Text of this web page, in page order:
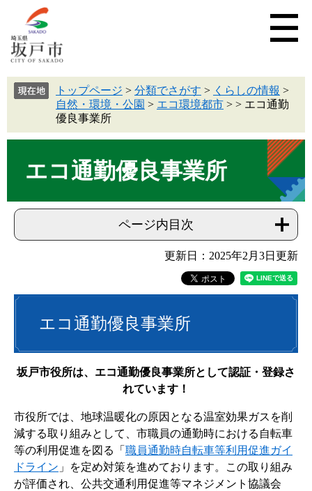
トップページ > 分類でさがす > くらしの情報 >
自然・環境・公園 > エコ環境都市 > > エコ通勤
優良事業所
エコ通勤優良事業所
ページ内目次
更新日：2025年2月3日更新
エコ通勤優良事業所
坂戸市役所は、エコ通勤優良事業所として認証・登録さ
れています！
市役所では、地球温暖化の原因となる温室効果ガスを削
減する取り組みとして、市職員の通勤時における自転車
等の利用促進を図る「 職員通勤時自転車等利用促進ガイ
ドライン 」を定め対策を進めております。この取り組み
が評価され、公共交通利用促進等マネジメント協議会